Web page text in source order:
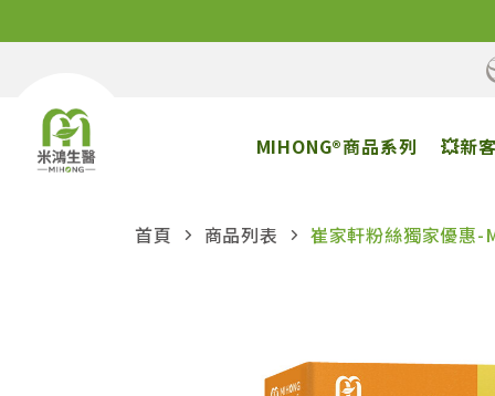
MIHONG®商品系列 💥新
首頁 商品列表 崔家軒粉絲獨家優惠